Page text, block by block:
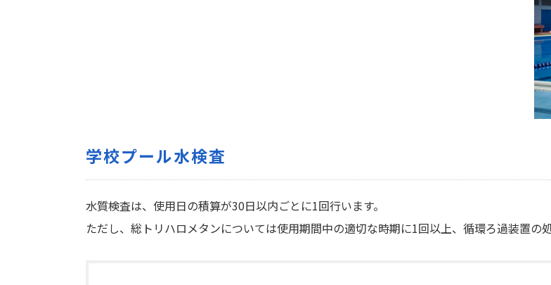
学校プール水検査
水質検査は、使用日の積算が30日以内ごとに1回行います。
ただし、総トリハロメタンについては使用期間中の適切な時期に1回以上、循環ろ過装置の